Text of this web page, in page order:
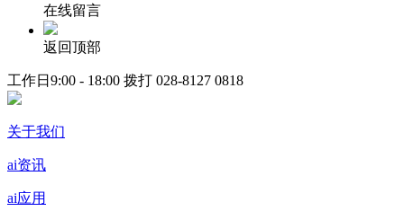
在线留言
返回顶部
工作日9:00 - 18:00 拨打 028-8127 0818
关于我们
ai资讯
ai应用